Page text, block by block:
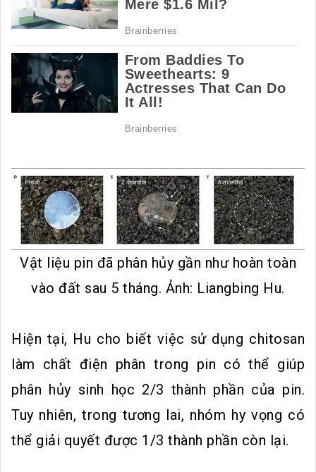
Vật liệu pin đã phân hủy gần như hoàn toàn
vào đất sau 5 tháng. Ảnh: Liangbing Hu.
Hiện tại, Hu cho biết việc sử dụng chitosan
làm chất điện phân trong pin có thể giúp
phân hủy sinh học 2/3 thành phần của pin.
Tuy nhiên, trong tương lai, nhóm hy vọng có
thể giải quyết được 1/3 thành phần còn lại.